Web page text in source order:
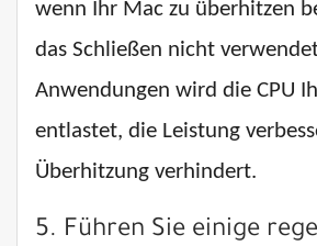
wenn Ihr Mac zu überhitzen
das Schließen nicht
Anwendungen wird die CPU
entlastet, die Leistung
Überhitzung verhindert.
5. Führen Sie einige